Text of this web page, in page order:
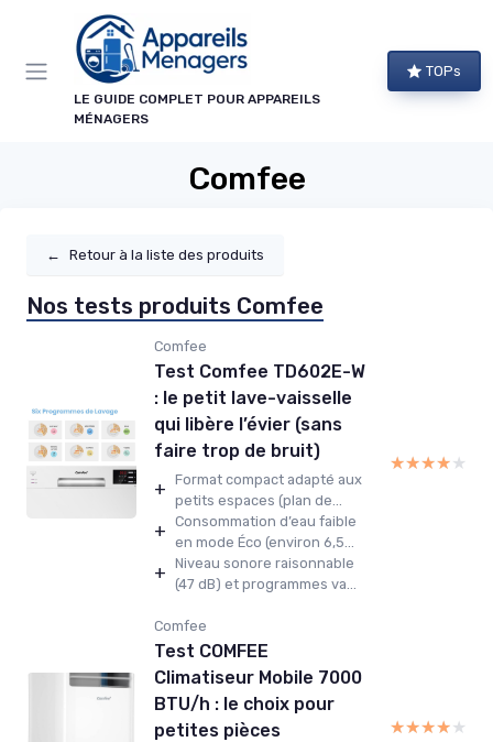
LE GUIDE COMPLET POUR APPAREILS
MÉNAGERS
TOPs
Comfee
← Retour à la liste des produits
Nos tests produits Comfee
Comfee
Test Comfee TD602E-W
: le petit lave-vaisselle
qui libère l’évier (sans
faire trop de bruit)
+ Format compact adapté aux
petits espaces (plan de...
+ Consommation d’eau faible
en mode Éco (environ 6,5...
+ Niveau sonore raisonnable
(47 dB) et programmes va...
★★★★★
★★★★★
Comfee
Test COMFEE
Climatiseur Mobile 7000
BTU/h : le choix pour
petites pièces
★★★★★
★★★★★
Panneau de gestion des cookies